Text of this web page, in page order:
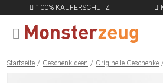
100% KÄUFERSCHUTZ
MENÜ SCHLIESSEN
Startseite Geschenkideen Originelle Geschenke